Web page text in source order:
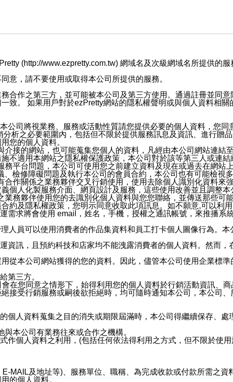
(http://www.ezpretty.com.tw) 網域名及次級網域名所提供的
意，請不要使用或取得本公司所提供的服務。
合作之第三方，並可能被本公司及第三方使用。通過註冊並同
致。 如果用戶對於ezPretty網站的隱私權聲明或與個人資料相
公司將視業務、服務或活動性質請您提供必要的個人資料，您
析之必要範圍內，包括但不限於提供服務訊息及資訊、進行贈
您的個人資料。
接的網站，也可能蒐集您個人的資料，凡經由本公司網站連結
不適用本網站之隱私權保護政策，本公司對於該等第三人或連結
平台問題，本公司可使用您之前建立資料及現在或過去在網站
檢修障礙問題及執行本公司的會員合約，本公司也有可能檢視
作關係之業務夥伴交叉行銷使用，使用去除個人識別化資料來
個人化製服務介面、網頁設計及服務，這些使用改善並且調整本
務夥伴使用您的去識別化個人資料與您您聯絡，並傳送那些可
約及隱私權政策，您明示同意收取此項訊息。如不願意,可以利
需求將會使用 email，姓名，手機，授權之通訊帳號，來推播系
人員可以使用消費者的作品集資料和員工打卡個人圖像行為。本
資訊，且預約科技和店家均不能洩露消費者的個人資料。然而
從本公司網站獲得的您的資料。因此，儘管本公司使用企業標
第三方。
在您同意之情形下，始得利用您的個人資料於行銷活動資訊、
接受行銷服務或嗣後欲拒絕時，均可隨時通知本公司，本公司
人資料蒐集之目的消失或期限屆滿時，本公司得繼續保存、處
本公司有業務往來或合作之機構。
作個人資料之利用，(包括任何依法得利用之方式，但不限於使
MAIL及地址等)、服務單位、職稱、為完成收款或付款所需之
的個人資料。